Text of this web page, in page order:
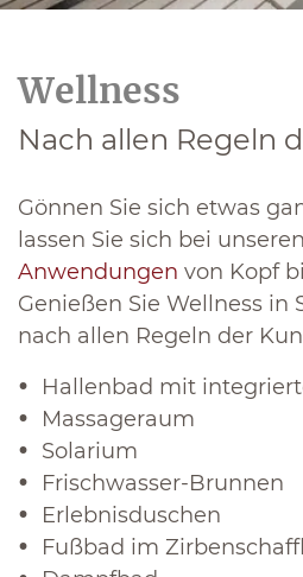
Wellness
Nach allen Regeln
Gönnen Sie sich etwas
lassen Sie sich bei unseren
Anwendungen von Kopf
Genießen Sie Wellness in
nach allen Regeln der
Hallenbad mit
Massageraum
Solarium
Frischwasser-Brunnen
Erlebnisduschen
Fußbad im Zirbenschaffl